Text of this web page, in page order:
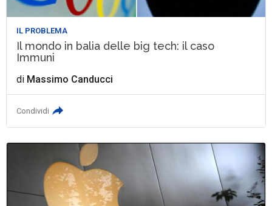
IL PROBLEMA
Il mondo in balia delle big tech: il caso
Immuni
di Massimo Canducci
Condividi